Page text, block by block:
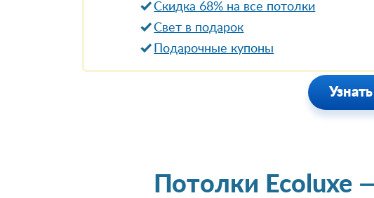
Скидка 68% на все потолки
Свет в подарок
Подарочные купоны
Потолки Ecoluxe